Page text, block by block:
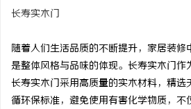
长寿实木门
随着人们生活品质的不断提升，家居装
是整体风格与品味的体现。长寿实木门
长寿实木门采用高质量的实木材料，精
循环保标准，避免使用有害化学物质，